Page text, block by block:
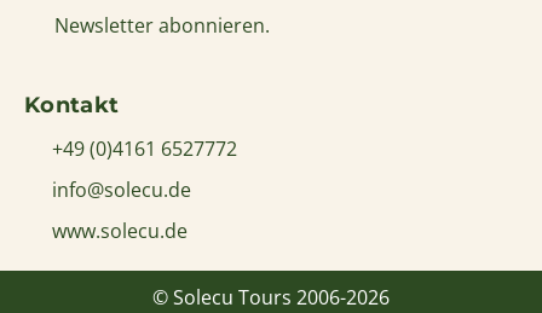
Newsletter abonnieren.
Kontakt
+49 (0)4161 6527772
info@solecu.de
www.solecu.de
© Solecu Tours 2006-2026